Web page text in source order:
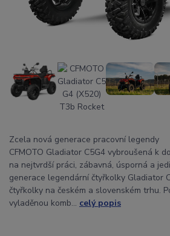
Zcela nová generace pracovní legendy
CFMOTO Gladiator C5G4 vybroušená k
na nejtvrdší práci, zábavná, úsporná a
generace legendární čtyřkolky Gladiator
čtyřkolky na českém a slovenském trhu.
vyladěnou komb... celý popis